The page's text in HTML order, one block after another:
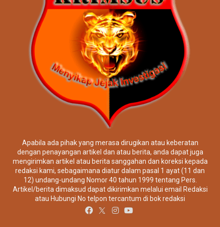
Apabila ada pihak yang merasa dirugikan atau keberatan
dengan penayangan artikel dan atau berita, anda dapat juga
mengirimkan artikel atau berita sanggahan dan koreksi kepada
redaksi kami, sebagaimana diatur dalam pasal 1 ayat (11 dan
12) undang-undang Nomor 40 tahun 1999 tentang Pers.
Artikel/berita dimaksud dapat dikirimkan melalui email Redaksi
atau Hubungi No telpon tercantum di bok redaksi